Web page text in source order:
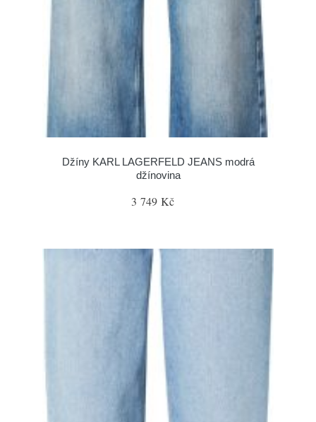
Džíny KARL LAGERFELD JEANS modrá
džínovina
3 749 Kč